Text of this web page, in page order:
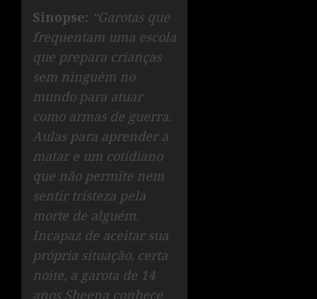
Sinopse: “Garotas que
frequentam uma escola
que prepara crianças
sem ninguém no
mundo para atuar
como armas de guerra.
Aulas para aprender a
matar e um cotidiano
que não permite nem
sentir tristeza pela
morte de alguém.
Incapaz de aceitar sua
própria situação, certa
noite, a garota de 14
anos Sheena conhece